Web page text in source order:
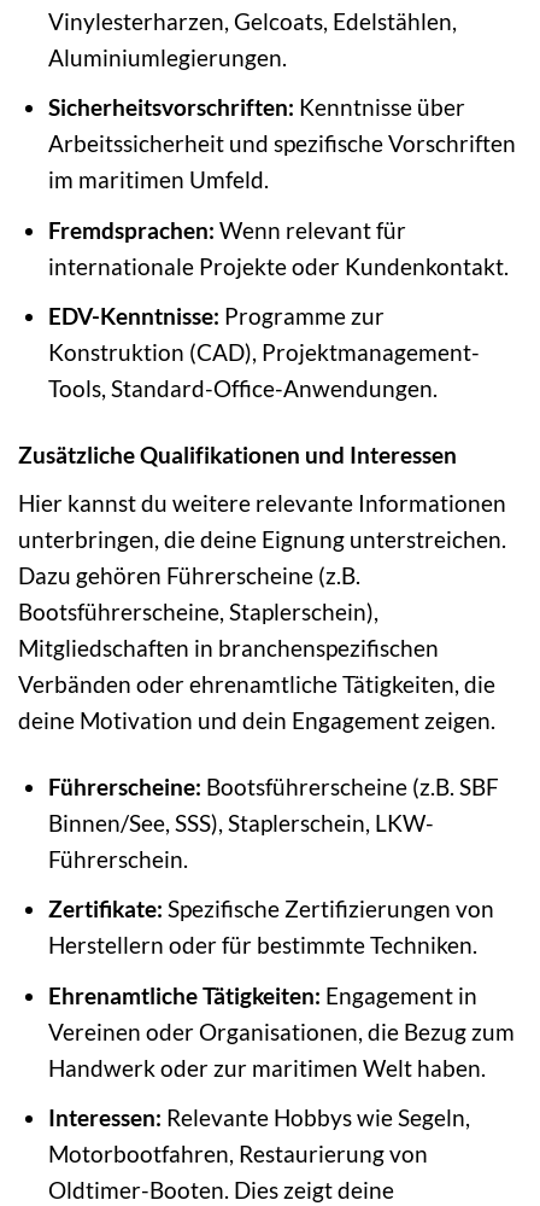
Vinylesterharzen, Gelcoats, Edelstählen,
Aluminiumlegierungen.
Sicherheitsvorschriften: Kenntnisse über
Arbeitssicherheit und spezifische Vorschriften
im maritimen Umfeld.
Fremdsprachen: Wenn relevant für
internationale Projekte oder Kundenkontakt.
EDV-Kenntnisse: Programme zur
Konstruktion (CAD), Projektmanagement-
Tools, Standard-Office-Anwendungen.
Zusätzliche Qualifikationen und Interessen
Hier kannst du weitere relevante Informationen
unterbringen, die deine Eignung unterstreichen.
Dazu gehören Führerscheine (z.B.
Bootsführerscheine, Staplerschein),
Mitgliedschaften in branchenspezifischen
Verbänden oder ehrenamtliche Tätigkeiten, die
deine Motivation und dein Engagement zeigen.
Führerscheine: Bootsführerscheine (z.B. SBF
Binnen/See, SSS), Staplerschein, LKW-
Führerschein.
Zertifikate: Spezifische Zertifizierungen von
Herstellern oder für bestimmte Techniken.
Ehrenamtliche Tätigkeiten: Engagement in
Vereinen oder Organisationen, die Bezug zum
Handwerk oder zur maritimen Welt haben.
Interessen: Relevante Hobbys wie Segeln,
Motorbootfahren, Restaurierung von
Oldtimer-Booten. Dies zeigt deine